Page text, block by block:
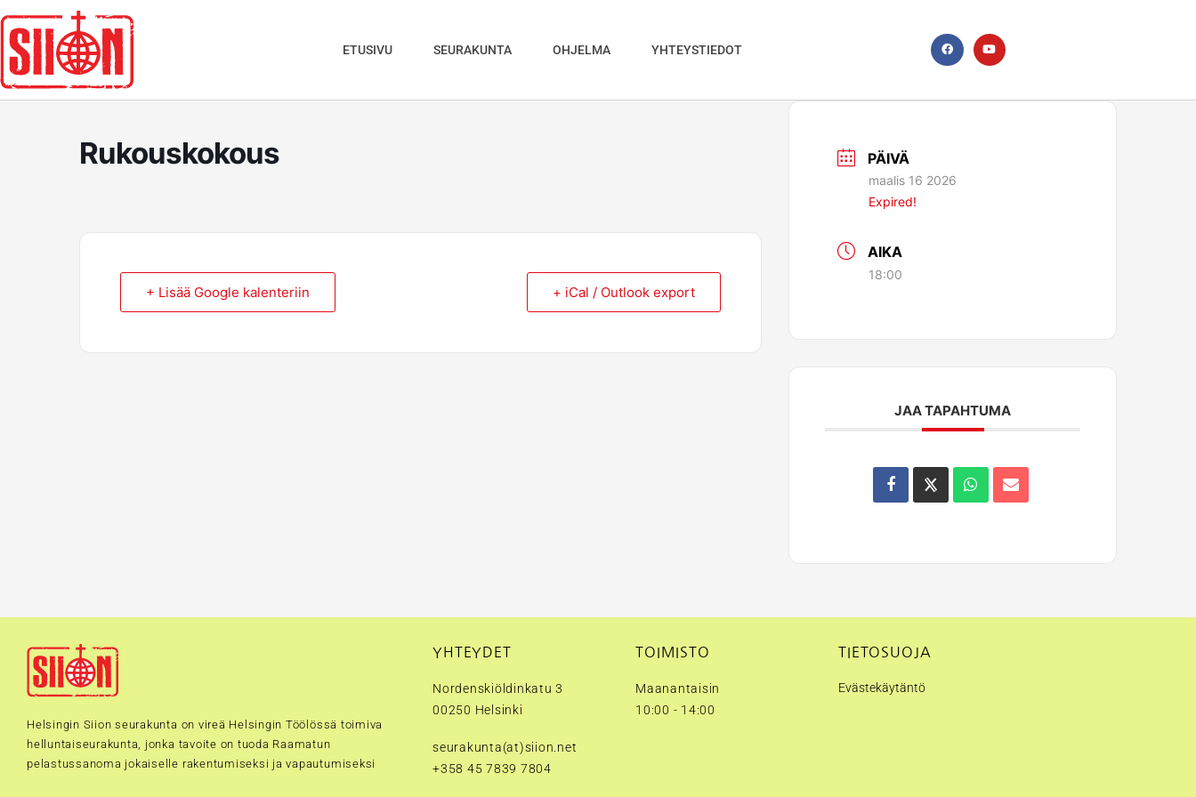
sisältöön
ETUSIVU SEURAKUNTA OHJELMA YHTEYSTIEDOT
F
a
Y
o
u
Rukouskokous
+ Lisää Google kalenteriin + iCal / Outlook export
PÄIVÄ
maalis 16 2026
Expired!
AIKA
18:00
JAA TAPAHTUMA
Helsingin Siion seurakunta on vireä Helsingin Töölössä toimiva
helluntaiseurakunta, jonka tavoite on tuoda Raamatun
pelastussanoma jokaiselle rakentumiseksi ja vapautumiseksi
YHTEYDET
Nordenskiöldinkatu 3
00250 Helsinki
seurakunta(at)siion.net
+358 45 7839 7804
TOIMISTO
Maanantaisin
10:00 - 14:00
TIETOSUOJA
Evästekäytäntö